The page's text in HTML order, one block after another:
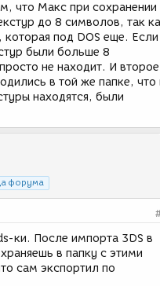
что Макс при сохранении
до 8 символов, так
под DOS еще.
были больше 8
не находит. И
в той же папке, что
находятся, были
форума
ки. После импорта 3DS в
в папку с этими
сам экспортил по